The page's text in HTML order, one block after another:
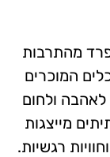
מהתרבות
המוכרים
ולחום
מייצגות
רגשיות.